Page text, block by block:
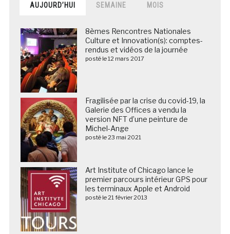
AUJOURD’HUI SEMAINE MOIS
8èmes Rencontres Nationales
Culture et Innovation(s): comptes-
rendus et vidéos de la journée
posté le 12 mars 2017
Fragilisée par la crise du covid-19, la
Galerie des Offices a vendu la
version NFT d’une peinture de
Michel-Ange
posté le 23 mai 2021
Art Institute of Chicago lance le
premier parcours intérieur GPS pour
les terminaux Apple et Android
posté le 21 février 2013